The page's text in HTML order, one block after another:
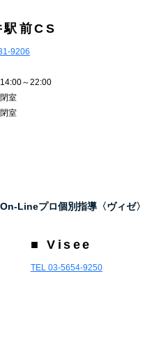
前CS
9206
～22:00
室
室
On-Lineプロ個別指導〈ヴィゼ〉
■ Visee
TEL 03-5654-9250